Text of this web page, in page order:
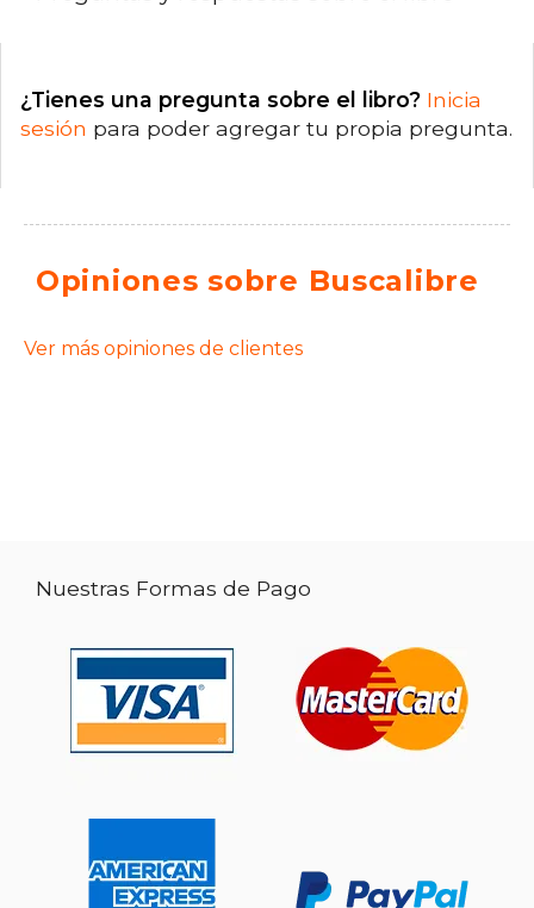
¿Tienes una pregunta sobre el libro? Inicia
sesión para poder agregar tu propia pregunta.
Opiniones sobre Buscalibre
Ver más opiniones de clientes
Nuestras Formas de Pago